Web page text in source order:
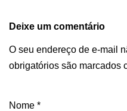
Deixe um comentário
O seu endereço de e-mail
obrigatórios são marcados
Nome *